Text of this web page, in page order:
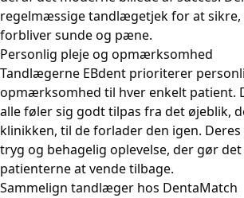
regelmæssige tandlægetjek for at
forbliver sunde og pæne.
Personlig pleje og opmærksomhed
Tandlægerne EBdent prioriterer
opmærksomhed til hver enkelt patient.
alle føler sig godt tilpas fra det øjeblik,
klinikken, til de forlader den igen.
tryg og behagelig oplevelse, der gør
patienterne at vende tilbage.
Sammelign tandlæger hos DentaMatch